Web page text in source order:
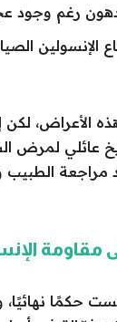
رغم وجود
الإنسولين
الأعراض، لكن
عائلي لمرض
مراجعة الطبيب
مقاومة
حكمًا نهائيًا،